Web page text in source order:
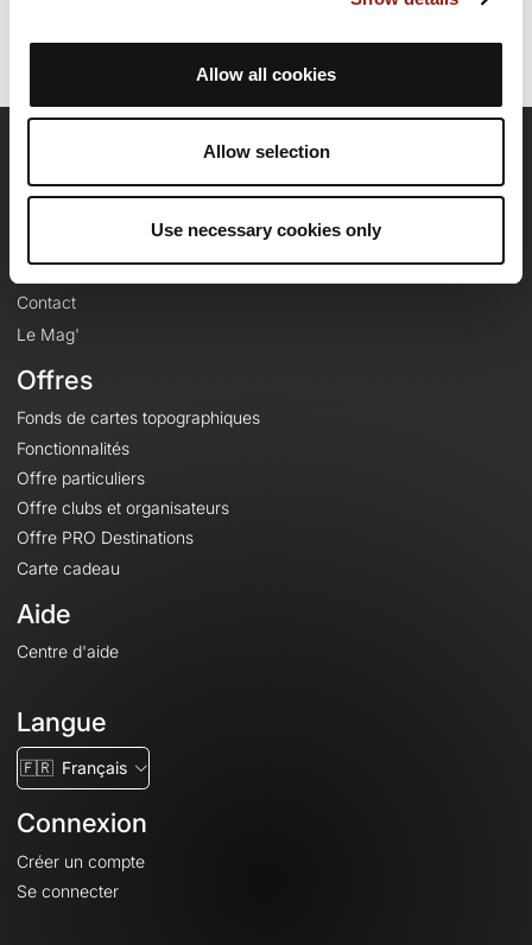
Allow all cookies
Allow selection
Use necessary cookies only
À propos
Contact
Le Mag'
Offres
Fonds de cartes topographiques
Fonctionnalités
Offre particuliers
Offre clubs et organisateurs
Offre PRO Destinations
Carte cadeau
Aide
Centre d'aide
Langue
🇫🇷 Français
Connexion
Créer un compte
Se connecter